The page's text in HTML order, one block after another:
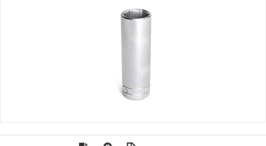
Biltillbehör och reservdelar - BDS
Honda - Elverk & Pumpar